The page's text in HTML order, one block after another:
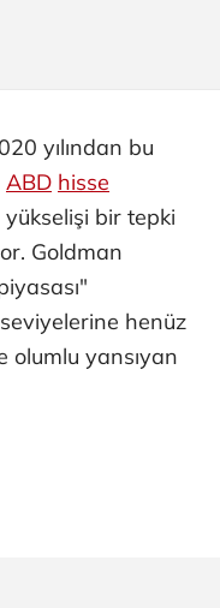
yılından bu
ABD hisse
bir tepki
Goldman
henüz
olumlu yansıyan